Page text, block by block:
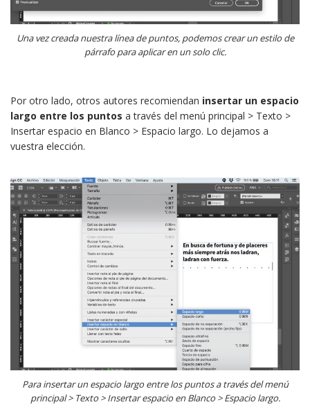
Una vez creada nuestra línea de puntos, podemos crear un estilo de
párrafo para aplicar en un solo clic.
Por otro lado, otros autores recomiendan insertar un espacio
largo entre los puntos a través del menú principal > Texto >
Insertar espacio en Blanco > Espacio largo. Lo dejamos a
vuestra elección.
Para insertar un espacio largo entre los puntos a través del menú
principal > Texto > Insertar espacio en Blanco > Espacio largo.